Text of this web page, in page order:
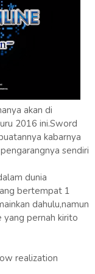
akan di
2016 ini.Sword
kabarnya
sendiri
dunia
bertempat 1
dahulu,namun
yang pernah kirito
realization